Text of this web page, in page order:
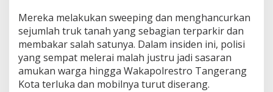
Mereka melakukan sweeping dan menghancurkan
sejumlah truk tanah yang sebagian terparkir dan
membakar salah satunya. Dalam insiden ini, polisi
yang sempat melerai malah justru jadi sasaran
amukan warga hingga Wakapolrestro Tangerang
Kota terluka dan mobilnya turut diserang.